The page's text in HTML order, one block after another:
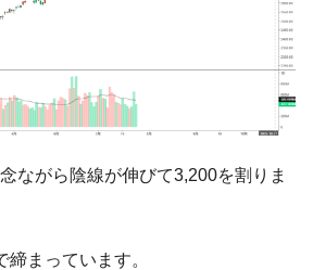
の外貨準備】2026年07月は4,279億ド
億ドル」
ここは北朝鮮なのか。選管がサーバ
力したのは明白だ」
銀行』が「金の保有量を増やしま
ながら陰線が伸びて3,200を割りま
締まっています。